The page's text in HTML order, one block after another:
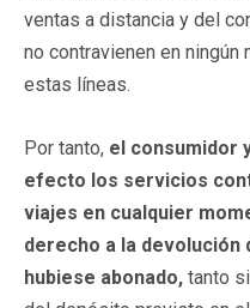
ventas a distancia y del
no contravienen en ningún
estas líneas.
Por tanto, el consumidor
efecto los servicios
viajes en cualquier
derecho a la devolución
hubiese abonado, tanto